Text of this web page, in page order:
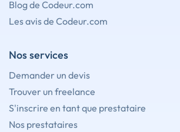
Blog de Codeur.com
Les avis de Codeur.com
Nos services
Demander un devis
Trouver un freelance
S'inscrire en tant que prestataire
Nos prestataires